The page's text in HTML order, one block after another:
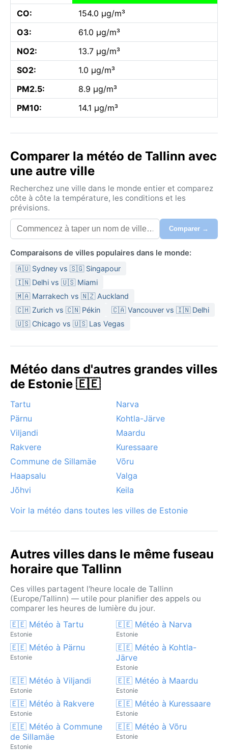
CO:
154.0 µg/m³
O3:
61.0 µg/m³
NO2:
13.7 µg/m³
SO2:
1.0 µg/m³
PM2.5:
8.9 µg/m³
PM10:
14.1 µg/m³
Comparer la météo de Tallinn avec
une autre ville
Recherchez une ville dans le monde entier et comparez
côte à côte la température, les conditions et les
prévisions.
Comparer →
Comparaisons de villes populaires dans le monde:
🇦🇺 Sydney vs 🇸🇬 Singapour
🇮🇳 Delhi vs 🇺🇸 Miami
🇲🇦 Marrakech vs 🇳🇿 Auckland
🇨🇭 Zurich vs 🇨🇳 Pékin
🇨🇦 Vancouver vs 🇮🇳 Delhi
🇺🇸 Chicago vs 🇺🇸 Las Vegas
Météo dans d'autres grandes villes
de Estonie 🇪🇪
Tartu
Narva
Pärnu
Kohtla-Järve
Viljandi
Maardu
Rakvere
Kuressaare
Commune de Sillamäe
Võru
Haapsalu
Valga
Jõhvi
Keila
Voir la météo dans toutes les villes de Estonie
Autres villes dans le même fuseau
horaire que Tallinn
Ces villes partagent l'heure locale de Tallinn
(Europe/Tallinn) — utile pour planifier des appels ou
comparer les heures de lumière du jour.
🇪🇪 Météo à Tartu
Estonie
🇪🇪 Météo à Narva
Estonie
🇪🇪 Météo à Pärnu
Estonie
🇪🇪 Météo à Kohtla-
Järve
Estonie
🇪🇪 Météo à Viljandi
Estonie
🇪🇪 Météo à Maardu
Estonie
🇪🇪 Météo à Rakvere
Estonie
🇪🇪 Météo à Kuressaare
Estonie
🇪🇪 Météo à Commune
de Sillamäe
Estonie
🇪🇪 Météo à Võru
Estonie